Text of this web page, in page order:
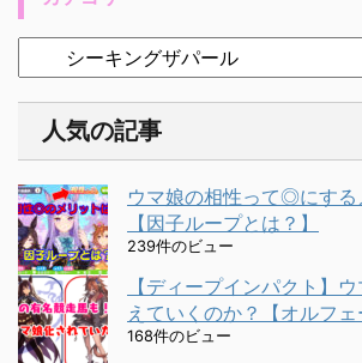
人気の記事
ウマ娘の相性って◎にする
【因子ループとは？】
239件のビュー
【ディープインパクト】
えていくのか？【オルフェ
168件のビュー